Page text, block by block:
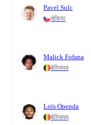
Pavel Sulc
चेकिया
Malick Fofana
बेल्जियम
Loïs Openda
बेल्जियम